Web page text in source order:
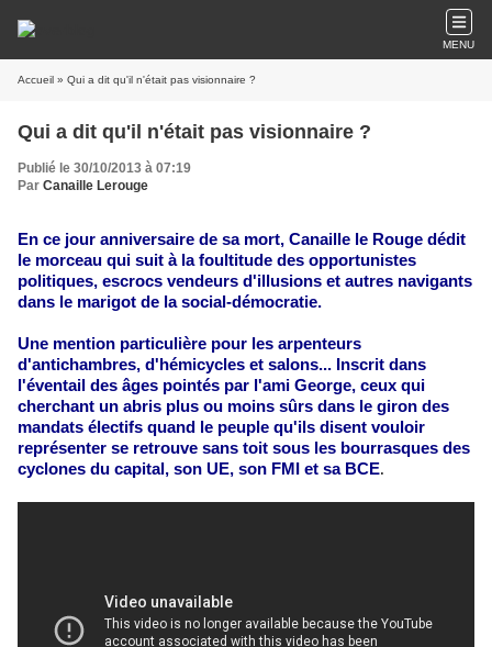
MENU
Accueil » Qui a dit qu'il n'était pas visionnaire ?
Qui a dit qu'il n'était pas visionnaire ?
Publié le 30/10/2013 à 07:19
Par Canaille Lerouge
En ce jour anniversaire de sa mort, Canaille le Rouge dédit
le morceau qui suit à la foultitude des opportunistes
politiques, escrocs vendeurs d'illusions et autres navigants
dans le marigot de la social-démocratie.
Une mention particulière pour les arpenteurs
d'antichambres, d'hémicycles et salons... Inscrit dans
l'éventail des âges pointés par l'ami George, ceux qui
cherchant un abris plus ou moins sûrs dans le giron des
mandats électifs quand le peuple qu'ils disent vouloir
représenter se retrouve sans toit sous les bourrasques des
cyclones du capital, son UE, son FMI et sa BCE.